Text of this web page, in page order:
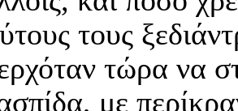
τους
τώρα να
με